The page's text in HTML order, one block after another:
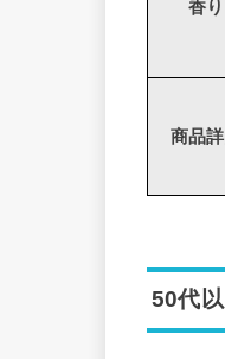
香り
商品
50代